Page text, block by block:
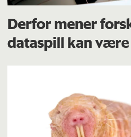
Derfor mener
dataspill kan